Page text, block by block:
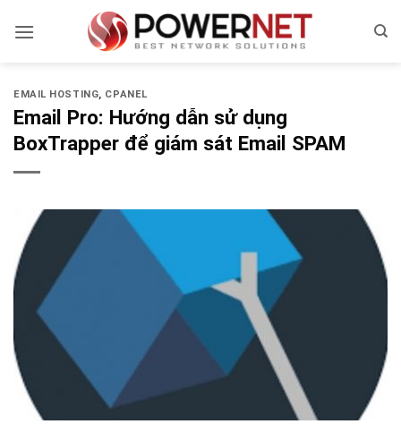
qua
EMAIL HOSTING, CPANEL
Email Pro: Hướng dẫn sử dụng
BoxTrapper để giám sát Email SPAM